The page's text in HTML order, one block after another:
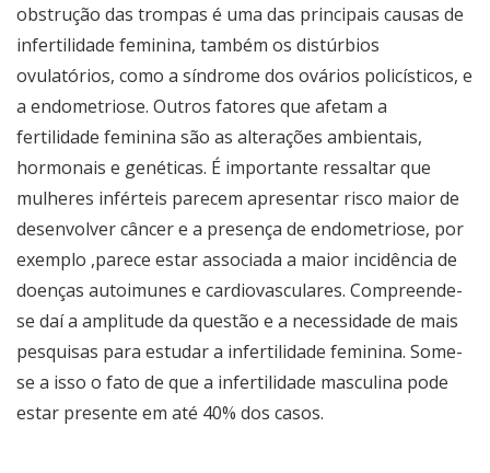
obstrução das trompas é uma das principais causas de
infertilidade feminina, também os distúrbios
ovulatórios, como a síndrome dos ovários policísticos, e
a endometriose. Outros fatores que afetam a
fertilidade feminina são as alterações ambientais,
hormonais e genéticas. É importante ressaltar que
mulheres inférteis parecem apresentar risco maior de
desenvolver câncer e a presença de endometriose, por
exemplo ,parece estar associada a maior incidência de
doenças autoimunes e cardiovasculares. Compreende-
se daí a amplitude da questão e a necessidade de mais
pesquisas para estudar a infertilidade feminina. Some-
se a isso o fato de que a infertilidade masculina pode
estar presente em até 40% dos casos.